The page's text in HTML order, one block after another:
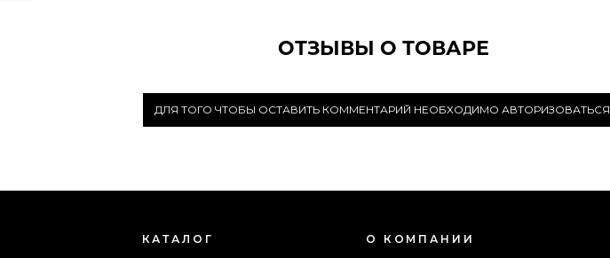
ОТЗЫВЫ О ТОВАРЕ
ДЛЯ ТОГО ЧТОБЫ ОСТАВИТЬ КОММЕНТАРИЙ НЕОБХОДИМО АВТОРИЗОВАТЬСЯ.
КАТАЛОГ О КОМПАНИИ